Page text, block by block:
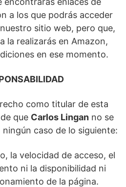
a los que podrás acceder
sitio web, pero que,
la realizarás en Amazon,
en ese momento.
como titular de esta
que Carlos Lingan no se
caso de lo siguiente:
la velocidad de acceso, el
ni la disponibilidad ni
de la página.